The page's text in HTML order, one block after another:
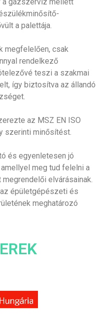
a gázszervíz mellett
a palettája.
megfelelően, csak
rendelkező
teszi a szakmai
így biztosítva az állandó
az MSZ EN ISO
szerinti minősítést.
és egyenletesen jó
meg tud felelni a
elvárásainak.
épületgépészeti és
meghatározó